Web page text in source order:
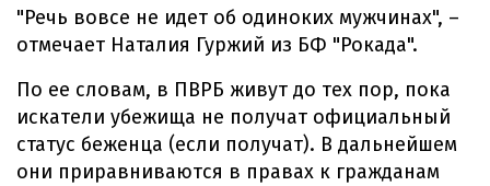
"Речь вовсе не идет об одиноких мужчинах", –
отмечает Наталия Гуржий из БФ "Рокада".
По ее словам, в ПВРБ живут до тех пор, пока
искатели убежища не получат официальный
статус беженца (если получат). В дальнейшем
они приравниваются в правах к гражданам